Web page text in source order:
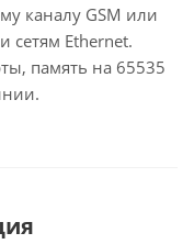
каналу GSM или
сетям Ethernet.
память на 65535